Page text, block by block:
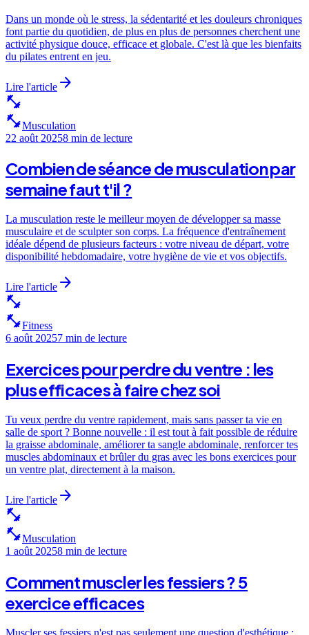
Dans un monde où le stress, la sédentarité et les douleurs chroniques
font partie du quotidien, de plus en plus de personnes cherchent une
activité physique douce, efficace et globale. C'est là que les bienfaits
du pilates entrent en jeu.
Lire l'article arrow_forward
fitness_center
fitness_centerMusculation
22 août 20258 min de lecture
Combien de séance de musculation par
semaine​ faut t'il ?
La musculation reste le meilleur moyen de développer sa masse
musculaire et de sculpter son corps. La fréquence d'entraînement
idéale dépend de plusieurs facteurs : votre niveau de départ, votre
disponibilité hebdomadaire, votre hygiène de vie et vos objectifs.
Lire l'article arrow_forward
fitness_center
fitness_centerFitness
6 août 20257 min de lecture
Exercices pour perdre du ventre : les
plus efficaces à faire chez soi
Tu veux perdre du ventre rapidement, mais sans passer ta vie en
salle de sport ? Bonne nouvelle : il est tout à fait possible de réduire
la graisse abdominale, améliorer ta sangle abdominale, renforcer tes
muscles abdominaux et brûler du gras avec les bons exercices pour
un ventre plat, directement à la maison.
Lire l'article arrow_forward
fitness_center
fitness_centerMusculation
1 août 20258 min de lecture
Comment muscler les fessiers ? 5
exercice efficaces
Muscler ses fessiers n'est pas seulement une question d'esthétique :